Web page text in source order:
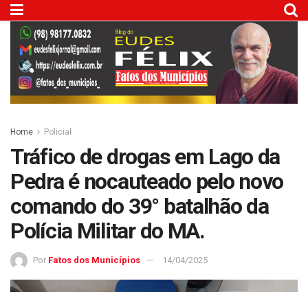
Home Policial
Tráfico de drogas em Lago da
Pedra é nocauteado pelo novo
comando do 39° batalhão da
Polícia Militar do MA.
Por Fatos dos Municípios 14/04/2025